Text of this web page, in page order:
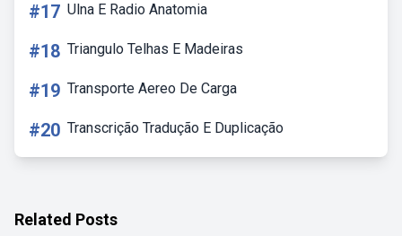
#17 Ulna E Radio Anatomia
#18 Triangulo Telhas E Madeiras
#19 Transporte Aereo De Carga
#20 Transcrição Tradução E Duplicação
Related Posts